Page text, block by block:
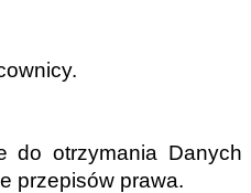
do otrzymania Danych
przepisów prawa.